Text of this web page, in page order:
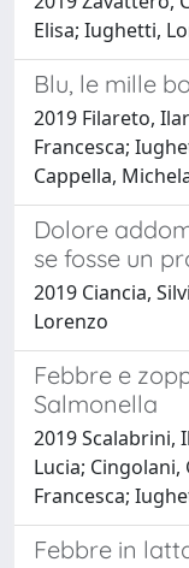
Elisa; Iughetti,
Blu, le mille
2019 Filareto,
Francesca;
Cappella,
Dolore
se fosse un
2019 Ciancia,
Lorenzo
Febbre e
Salmonella
2019 Scalabrini,
Lucia;
Francesca;
Febbre in